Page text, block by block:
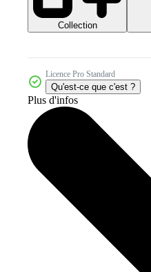
Collection
Licence Pro Standard
Qu'est-ce que c'est ?
Plus d'infos